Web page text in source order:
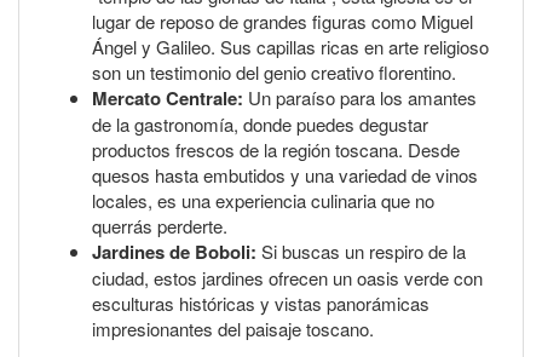
lugar de reposo de grandes figuras como Miguel
Ángel y Galileo. Sus capillas ricas en arte religioso
son un testimonio del genio creativo florentino.
Mercato Centrale: Un paraíso para los amantes
de la gastronomía, donde puedes degustar
productos frescos de la región toscana. Desde
quesos hasta embutidos y una variedad de vinos
locales, es una experiencia culinaria que no
querrás perderte.
Jardines de Boboli: Si buscas un respiro de la
ciudad, estos jardines ofrecen un oasis verde con
esculturas históricas y vistas panorámicas
impresionantes del paisaje toscano.